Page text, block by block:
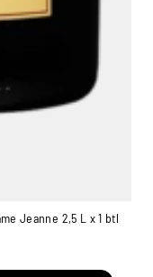
Jeanne 2,5 L x 1 btl